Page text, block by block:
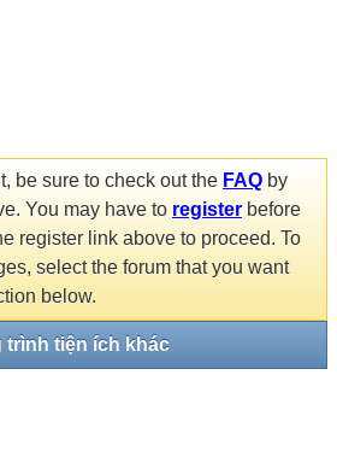
be sure to check out the FAQ by
You may have to register before
register link above to proceed. To
select the forum that you want
below.
tiện ích khác